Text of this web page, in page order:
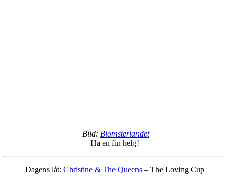
Bild: Blomsterlandet
Ha en fin helg!
Dagens låt: Christine & The Queens– The Loving Cup